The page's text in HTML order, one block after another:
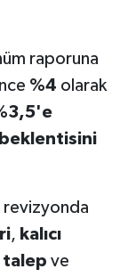
raporuna
%4 olarak
beklentisini
revizyonda
, kalıcı
talep ve